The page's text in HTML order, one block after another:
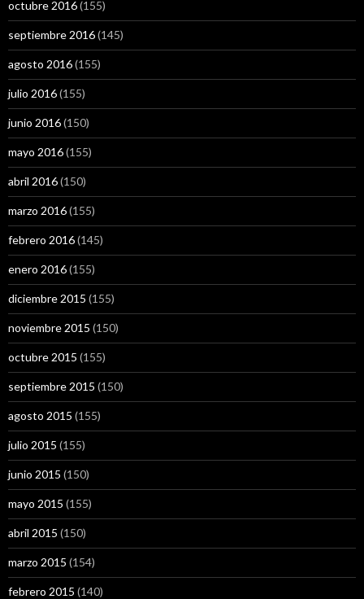
octubre 2016(155)
septiembre 2016(145)
agosto 2016(155)
julio 2016(155)
junio 2016(150)
mayo 2016(155)
abril 2016(150)
marzo 2016(155)
febrero 2016(145)
enero 2016(155)
diciembre 2015 (155)
noviembre 2015 (150)
octubre 2015 (155)
septiembre 2015 (150)
agosto 2015 (155)
julio 2015 (155)
junio 2015 (150)
mayo 2015 (155)
abril 2015 (150)
marzo 2015 (154)
febrero 2015 (140)